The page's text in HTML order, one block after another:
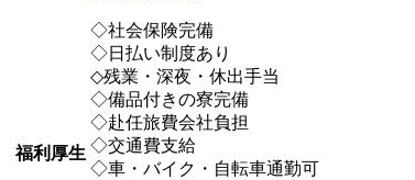
福利厚生
◇社会保険完備
◇日払い制度あり
◇残業・深夜・休出手当
◇備品付きの寮完備
◇赴任旅費会社負担
◇交通費支給
◇車・バイク・自転車通勤可